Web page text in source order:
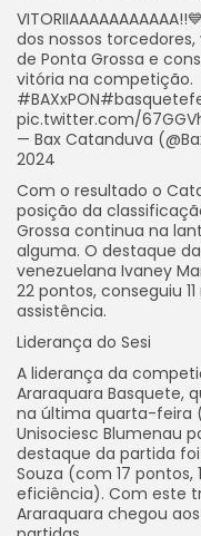
dos nossos
de Ponta Grossa e
vitória na competição.
pic.twitter.com/
— Bax Catanduva
2024
Com o resultado o
posição da
Grossa continua na
alguma. O destaque
venezuelana Ivaney
22 pontos, conseguiu
assistência.
Liderança do Sesi
A liderança da
Araraquara Basquete,
na última quarta-feira
Unisociesc Blumenau
destaque da partida foi
Souza (com 17 pontos,
eficiência). Com este
Araraquara chegou aos